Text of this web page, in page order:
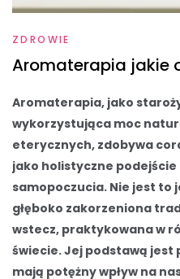
ZDROWIE
Aromaterapia jakie
Aromaterapia, jako
wykorzystująca moc
eterycznych, zdobywa
jako holistyczne
samopoczucia. Nie jest to
głęboko zakorzeniona
wstecz, praktykowana w
świecie. Jej podstawą jest
mają potężny wpływ na